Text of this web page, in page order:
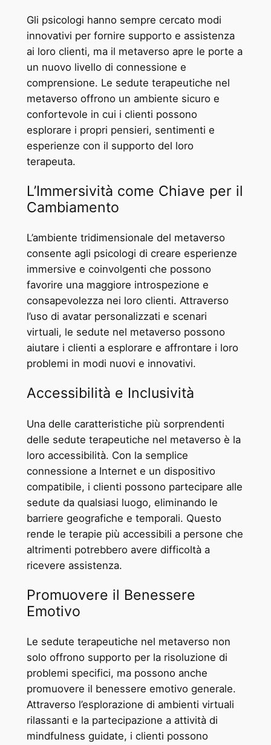
Gli psicologi hanno sempre cercato modi
innovativi per fornire supporto e assistenza
ai loro clienti, ma il metaverso apre le porte a
un nuovo livello di connessione e
comprensione. Le sedute terapeutiche nel
metaverso offrono un ambiente sicuro e
confortevole in cui i clienti possono
esplorare i propri pensieri, sentimenti e
esperienze con il supporto del loro
terapeuta.
L’Immersività come Chiave per il
Cambiamento
L’ambiente tridimensionale del metaverso
consente agli psicologi di creare esperienze
immersive e coinvolgenti che possono
favorire una maggiore introspezione e
consapevolezza nei loro clienti. Attraverso
l’uso di avatar personalizzati e scenari
virtuali, le sedute nel metaverso possono
aiutare i clienti a esplorare e affrontare i loro
problemi in modi nuovi e innovativi.
Accessibilità e Inclusività
Una delle caratteristiche più sorprendenti
delle sedute terapeutiche nel metaverso è la
loro accessibilità. Con la semplice
connessione a Internet e un dispositivo
compatibile, i clienti possono partecipare alle
sedute da qualsiasi luogo, eliminando le
barriere geografiche e temporali. Questo
rende le terapie più accessibili a persone che
altrimenti potrebbero avere difficoltà a
ricevere assistenza.
Promuovere il Benessere
Emotivo
Le sedute terapeutiche nel metaverso non
solo offrono supporto per la risoluzione di
problemi specifici, ma possono anche
promuovere il benessere emotivo generale.
Attraverso l’esplorazione di ambienti virtuali
rilassanti e la partecipazione a attività di
mindfulness guidate, i clienti possono